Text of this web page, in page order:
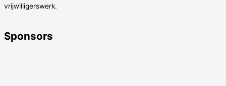
vrijwilligerswerk.
Sponsors